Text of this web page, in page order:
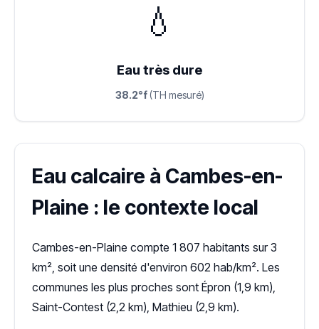
💧
Eau très dure
38.2°f(TH mesuré)
Eau calcaire à Cambes-en-
Plaine : le contexte local
Cambes-en-Plaine compte 1 807 habitants sur 3
km², soit une densité d'environ 602 hab/km². Les
communes les plus proches sont Épron (1,9 km),
Saint-Contest (2,2 km), Mathieu (2,9 km).